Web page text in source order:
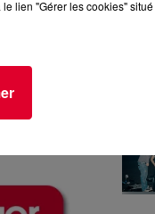
Cadey
lien "Gérer les cookies"